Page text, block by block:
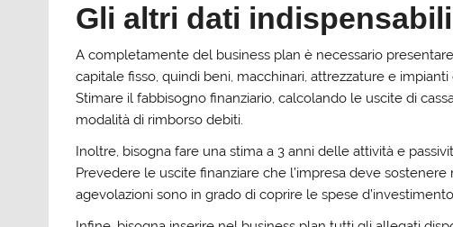
Gli altri dati
A completamente del business plan è necessario
capitale fisso, quindi beni, macchinari, attrezzature e
Stimare il fabbisogno finanziario, calcolando le uscite di
modalità di rimborso debiti.
Inoltre, bisogna fare una stima a 3 anni delle attività e
Prevedere le uscite finanziare che l’impresa deve
agevolazioni sono in grado di coprire le spese